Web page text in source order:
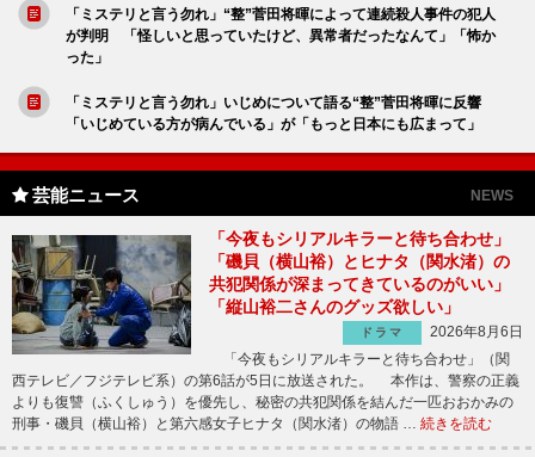
「ミステリと言う勿れ」“整”菅田将暉によって連続殺人事件の犯人
が判明 「怪しいと思っていたけど、異常者だったなんて」「怖か
った」
「ミステリと言う勿れ」いじめについて語る“整”菅田将暉に反響
「いじめている方が病んでいる」が「もっと日本にも広まって」
芸能ニュース NEWS
「今夜もシリアルキラーと待ち合わせ」
「磯貝（横山裕）とヒナタ（関水渚）の
共犯関係が深まってきているのがいい」
「縦山裕二さんのグッズ欲しい」
ドラマ
2026年8月6日
「今夜もシリアルキラーと待ち合わせ」（関
西テレビ／フジテレビ系）の第6話が5日に放送された。 本作は、警察の正義
よりも復讐（ふくしゅう）を優先し、秘密の共犯関係を結んだ一匹おおかみの
刑事・磯貝（横山裕）と第六感女子ヒナタ（関水渚）の物語 … 続きを読む